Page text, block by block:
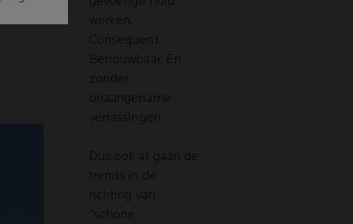
werken.
Consequent.
Betrouwbaar. En
zonder
onaangename
verrassingen.
Dus ook al gaan de
trends in de
richting van
“schone